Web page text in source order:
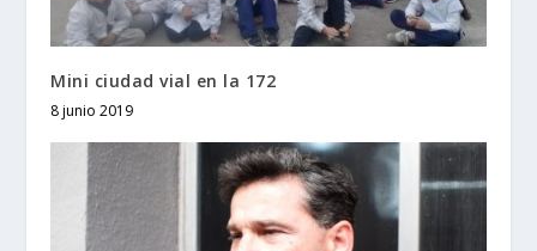
Mini ciudad vial en la 172
8 junio 2019